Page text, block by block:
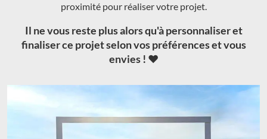
proximité pour réaliser votre projet.
Il ne vous reste plus alors qu'à personnaliser et
finaliser ce projet selon vos préférences et vous
envies ! ❤️